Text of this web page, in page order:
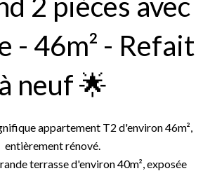
- 46m² - Refait
à neuf 🌟
appartement T2 d'environ 46m²,
entièrement rénové.
terrasse d'environ 40m², exposée